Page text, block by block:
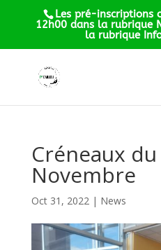
Les pré-inscriptions
12h00 dans la rubrique
la rubrique
Créneaux
Novembre
Oct 31, 2022| News